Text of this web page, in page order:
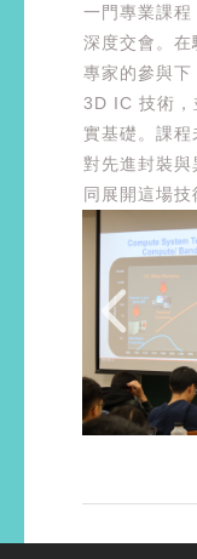
一門專業課程
深度交會。
專家的參與
3D IC 技術，
實基礎。課程
對先進封裝
同展開這場技